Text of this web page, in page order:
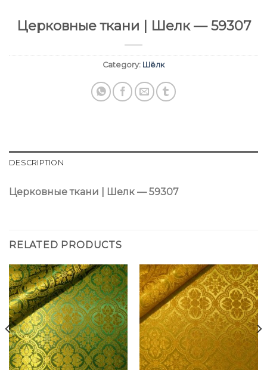
Церковные ткани | Шелк — 59307
Category: Шёлк
DESCRIPTION
Церковные ткани | Шелк — 59307
RELATED PRODUCTS